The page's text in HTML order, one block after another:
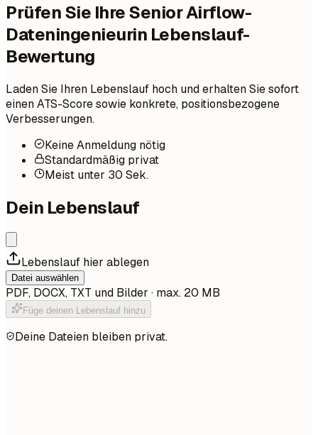
Prüfen Sie Ihre Senior Airflow-
Dateningenieurin Lebenslauf-
Bewertung
Laden Sie Ihren Lebenslauf hoch und erhalten Sie sofort
einen ATS-Score sowie konkrete, positionsbezogene
Verbesserungen.
Keine Anmeldung nötig
Standardmäßig privat
Meist unter 30 Sek.
Dein Lebenslauf
Lebenslauf hier ablegen
Datei auswählen
PDF, DOCX, TXT und Bilder · max. 20 MB
Füge deinen Lebenslauf hinzu
Deine Dateien bleiben privat.